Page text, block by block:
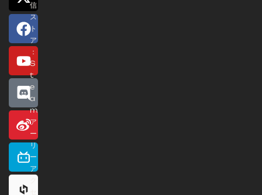
信
ス
ト
ア
：
S
t
e
a
m
ア
ー
リ
ー
ア